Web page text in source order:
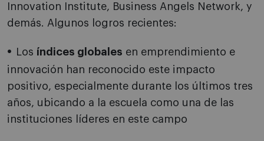
Innovation Institute, Business Angels Network, y
demás. Algunos logros recientes:
Los índices globales en emprendimiento e
innovación han reconocido este impacto
positivo, especialmente durante los últimos tres
años, ubicando a la escuela como una de las
instituciones líderes en este campo